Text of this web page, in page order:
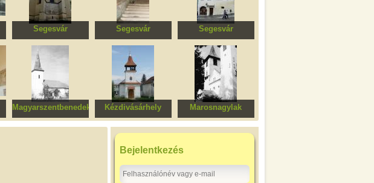
Segesvár
Evangélikus
templom, hegyi
templom
Segesvár
Fedett falépcső
Segesvár
Fronius ház
Magyarszentbenedek
Unitárius templom
Kézdivásárhely
Ortodox templom
Marosnagylak
Református templom
Bejelentkezés